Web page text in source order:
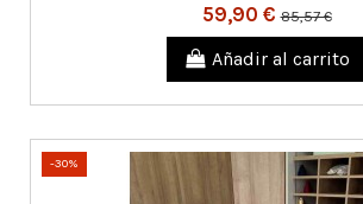
59,90 €85,57 €
Añadir al carrito
-30%